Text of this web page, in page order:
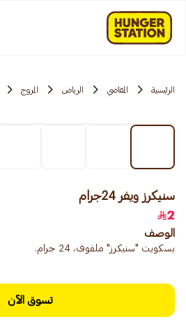
الرئيسية المقاضي الرياض المروج
سنيكرز ويفر 24جرام
2
الوصف
بسكويت "سنيكرز" ملفوف، 24 جرام.
تسوق الآن